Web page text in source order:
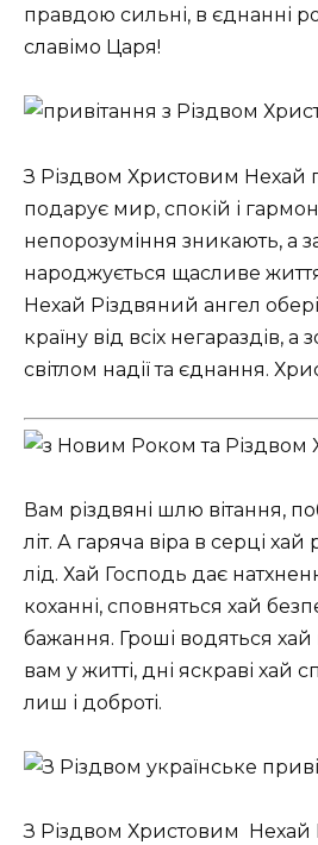
правдою сильні, в єднанні
славімо Царя!
З Різдвом Христовим Нехай
подарує мир, спокій і
непорозуміння зникають, а
народжується щасливе
Нехай Різдвяний ангел
країну від всіх негараздів, а
світлом надії та єднання.
Вам різдвяні шлю вітання,
літ. А гаряча віра в серці
лід. Хай Господь дає
коханні, сповняться хай
бажання. Гроші водяться хай
вам у житті, дні яскраві хай
лиш і доброті.
З Різдвом Христовим ️ Нехай